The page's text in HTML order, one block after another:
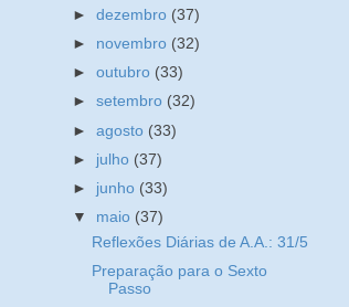
►dezembro (37)
► novembro (32)
►outubro (33)
►setembro (32)
►agosto (33)
► julho (37)
► junho (33)
▼ maio (37)
Reflexões Diárias de A.A.: 31/5
Preparação para o Sexto
Passo